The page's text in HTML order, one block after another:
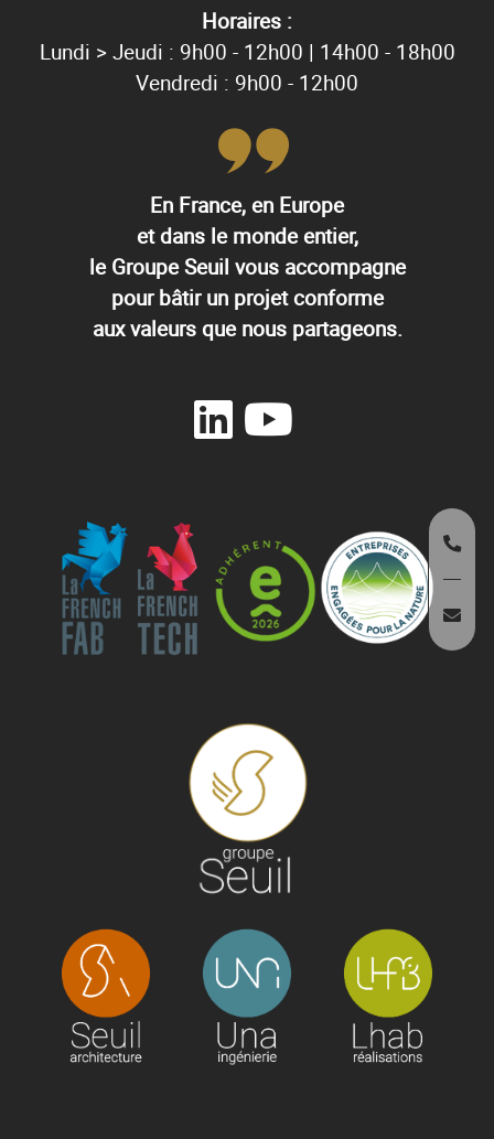
Horaires :
Lundi > Jeudi : 9h00 - 12h00 | 14h00 - 18h00
Vendredi : 9h00 - 12h00
En France, en Europe
et dans le monde entier,
le Groupe Seuil vous accompagne
pour bâtir un projet conforme
aux valeurs que nous partageons.